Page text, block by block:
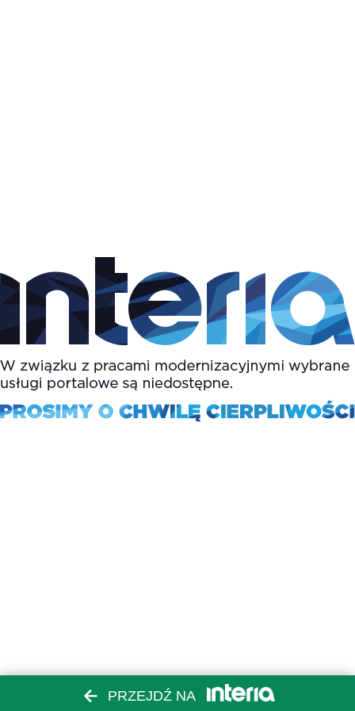
PRZEJDŹ NA